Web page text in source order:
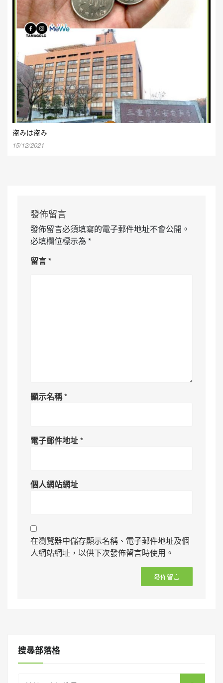
盗みは盗み
15/12/2021
發佈留言
發佈留言必須填寫的電子郵件地址不會公開。
必填欄位標示為 *
留言*
顯示名稱*
電子郵件地址*
個人網站網址
在瀏覽器中儲存顯示名稱、電子郵件地址及個
人網站網址，以供下次發佈留言時使用。
搜㝷部落格